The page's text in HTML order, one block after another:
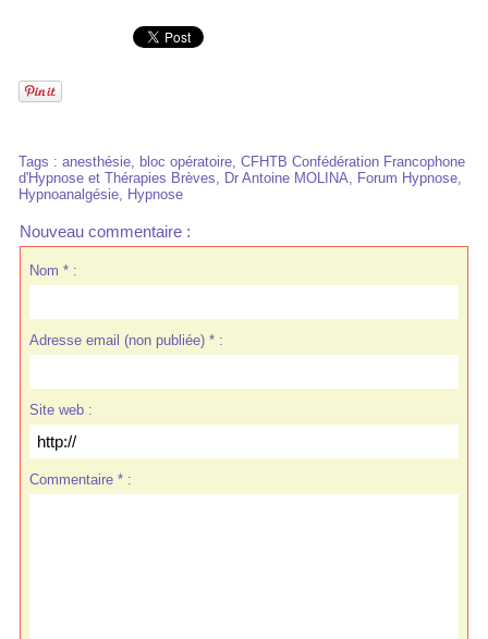
Tags : anesthésie, bloc opératoire, CFHTB Confédération Francophone
d'Hypnose et Thérapies Brèves, Dr Antoine MOLINA, Forum Hypnose,
Hypnoanalgésie, Hypnose
Nouveau commentaire :
Nom * :
Adresse email (non publiée) * :
Site web :
Commentaire * :